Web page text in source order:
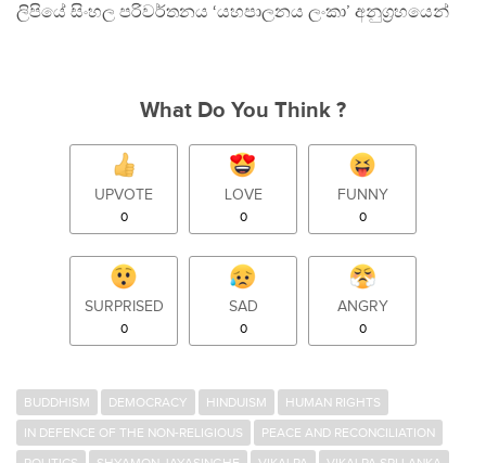
ලිපියේ සිංහල පරිවර්තනය ‘යහපාලනය ලංකා’ අනුග‍්‍රහයෙන්
What Do You Think ?
UPVOTE
0
LOVE
0
FUNNY
0
SURPRISED
0
SAD
0
ANGRY
0
BUDDHISM DEMOCRACY HINDUISM
HUMAN RIGHTS
IN DEFENCE OF THE NON-RELIGIOUS
PEACE AND RECONCILIATION